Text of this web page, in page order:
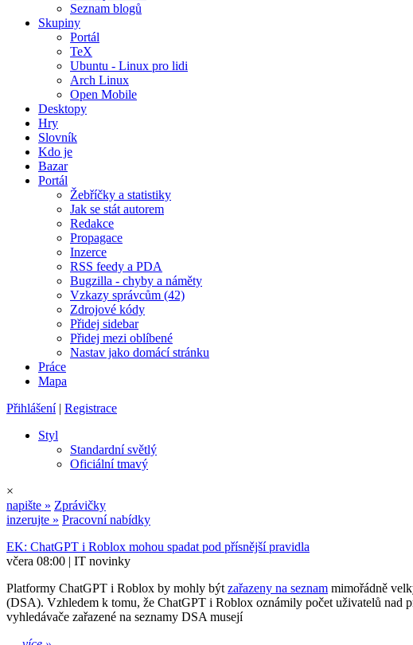
Seznam blogů
Skupiny
Portál
TeX
Ubuntu - Linux pro lidi
Arch Linux
Open Mobile
Desktopy
Hry
Slovník
Kdo je
Bazar
Portál
Žebříčky a statistiky
Jak se stát autorem
Redakce
Propagace
Inzerce
RSS feedy a PDA
Bugzilla - chyby a náměty
Vzkazy správcům (42)
Zdrojové kódy
Přidej sidebar
Přidej mezi oblíbené
Nastav jako domácí stránku
Práce
Mapa
Přihlášení| Registrace
Styl
Standardní světlý
Oficiální tmavý
×
napište » Zprávičky
inzerujte » Pracovní nabídky
EK: ChatGPT i Roblox mohou spadat pod přísnější pravidla
včera 08:00 | IT novinky
Platformy ChatGPT i Roblox by mohly být zařazeny na seznam mimořádně
(DSA). Vzhledem k tomu, že ChatGPT i Roblox oznámily počet uživatelů nad
vyhledávače zařazené na seznamy DSA musejí